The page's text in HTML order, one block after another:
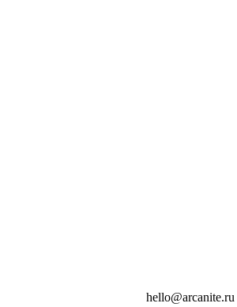
hello@arcanite.ru